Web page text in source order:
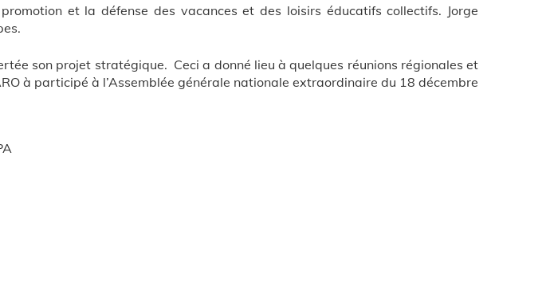
et la défense des vacances et des loisirs éducatifs collectifs. Jorge
son projet stratégique. Ceci a donné lieu à quelques réunions régionales et
à participé à l’Assemblée générale nationale extraordinaire du 18 décembre